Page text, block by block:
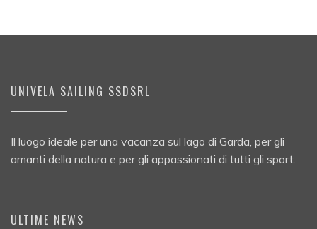
UNIVELA SAILING SSDSRL
Il luogo ideale per una vacanza sul lago di Garda, per gli
amanti della natura e per gli appassionati di tutti gli sport.
ULTIME NEWS